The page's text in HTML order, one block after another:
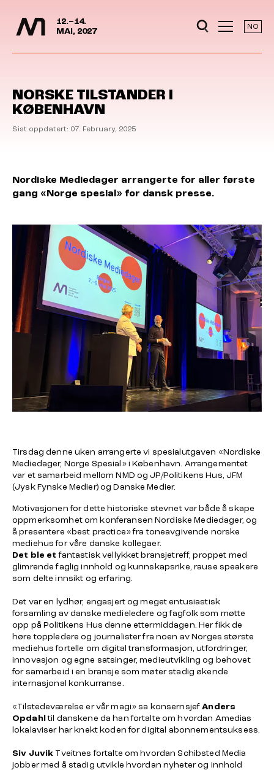
Jump to content
12.–14.
MAI, 2027
NO
NORSKE TILSTANDER I
KØBENHAVN
Sist oppdatert: 07. February, 2025
Nordiske Mediedager arrangerte for aller første
gang «Norge spesial» for dansk presse.
Tirsdag denne uken arrangerte vi spesialutgaven «Nordiske
Mediedager, Norge Spesial» i København. Arrangementet
var et samarbeid mellom NMD og JP/Politikens Hus, JFM
(Jysk Fynske Medier) og Danske Medier.
Motivasjonen for dette historiske stevnet var både å skape
oppmerksomhet om konferansen Nordiske Mediedager, og
å presentere «best practice» fra toneavgivende norske
mediehus for våre danske kollegaer.
Det ble etfantastisk vellykket bransjetreff, proppet med
glimrende faglig innhold og kunnskapsrike, rause speakere
som delte innsikt og erfaring.
Det var en lydhør, engasjert og meget entusiastisk
forsamling av danske medieledere og fagfolk som møtte
opp på Politikens Hus denne ettermiddagen. Her fikk de
høre toppledere og journalister fra noen av Norges største
mediehus fortelle om digital transformasjon, utfordringer,
innovasjon og egne satsinger, medieutvikling og behovet
for samarbeid i en bransje som møter stadig økende
internasjonal konkurranse.
«Tilstedeværelse er vår magi» sa konsernsjefAnders
Opdahl til danskene da han fortalte om hvordan Amedias
lokalaviser har knekt koden for digital abonnementsuksess.
Siv Juvik Tveitnes fortalte om hvordan Schibsted Media
jobber med å stadig utvikle hvordan nyheter og innhold